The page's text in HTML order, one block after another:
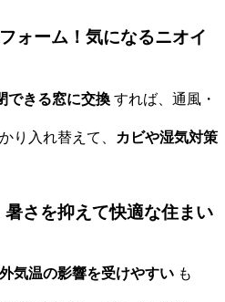
ォーム！気になるニオイ
できる窓に交換 すれば、通風・
り入れ替えて、
カビや湿気対策
暑さを抑えて快適な住まい
外気温の影響を受けやすい も